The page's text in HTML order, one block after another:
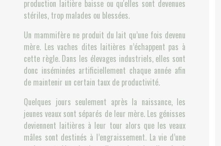
production laitière baisse ou qu'elles sont devenues
stériles, trop malades ou blessées.
Un mammifère ne produit du lait qu’une fois devenu
mère. Les vaches dites laitières n’échappent pas à
cette règle. Dans les élevages industriels, elles sont
donc inséminées artificiellement chaque année afin
de maintenir un certain taux de productivité.
Quelques jours seulement après la naissance, les
jeunes veaux sont séparés de leur mère. Les génisses
deviennent laitières à leur tour alors que les veaux
mâles sont destinés à l’engraissement. La vie d’une